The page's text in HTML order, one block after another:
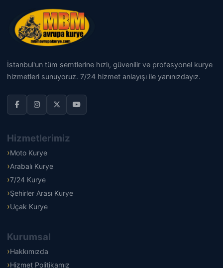
İstanbul'un tüm semtlerine hızlı, güvenilir ve profesyonel kurye
hizmetleri sunuyoruz. 7/24 hizmet anlayışı ile yanınızdayız.
Hizmetlerimiz
Moto Kurye
Arabalı Kurye
7/24 Kurye
Şehirler Arası Kurye
Uçak Kurye
Kurumsal
Hakkımızda
Hizmet Politikamız